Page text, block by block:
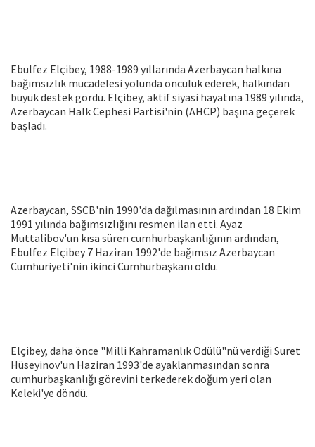
Ebulfez Elçibey, 1988-1989 yıllarında Azerbaycan halkına
bağımsızlık mücadelesi yolunda öncülük ederek, halkından
büyük destek gördü. Elçibey, aktif siyasi hayatına 1989 yılında,
Azerbaycan Halk Cephesi Partisi'nin (AHCP) başına geçerek
başladı.
Azerbaycan, SSCB'nin 1990'da dağılmasının ardından 18 Ekim
1991 yılında bağımsızlığını resmen ilan etti. Ayaz
Muttalibov'un kısa süren cumhurbaşkanlığının ardından,
Ebulfez Elçibey 7 Haziran 1992'de bağımsız Azerbaycan
Cumhuriyeti'nin ikinci Cumhurbaşkanı oldu.
Elçibey, daha önce "Milli Kahramanlık Ödülü"nü verdiği Suret
Hüseyinov'un Haziran 1993'de ayaklanmasından sonra
cumhurbaşkanlığı görevini terkederek doğum yeri olan
Keleki'ye döndü.